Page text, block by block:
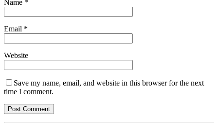
Name *
Email *
Website
Save my name, email, and website in this browser for the next
time I comment.